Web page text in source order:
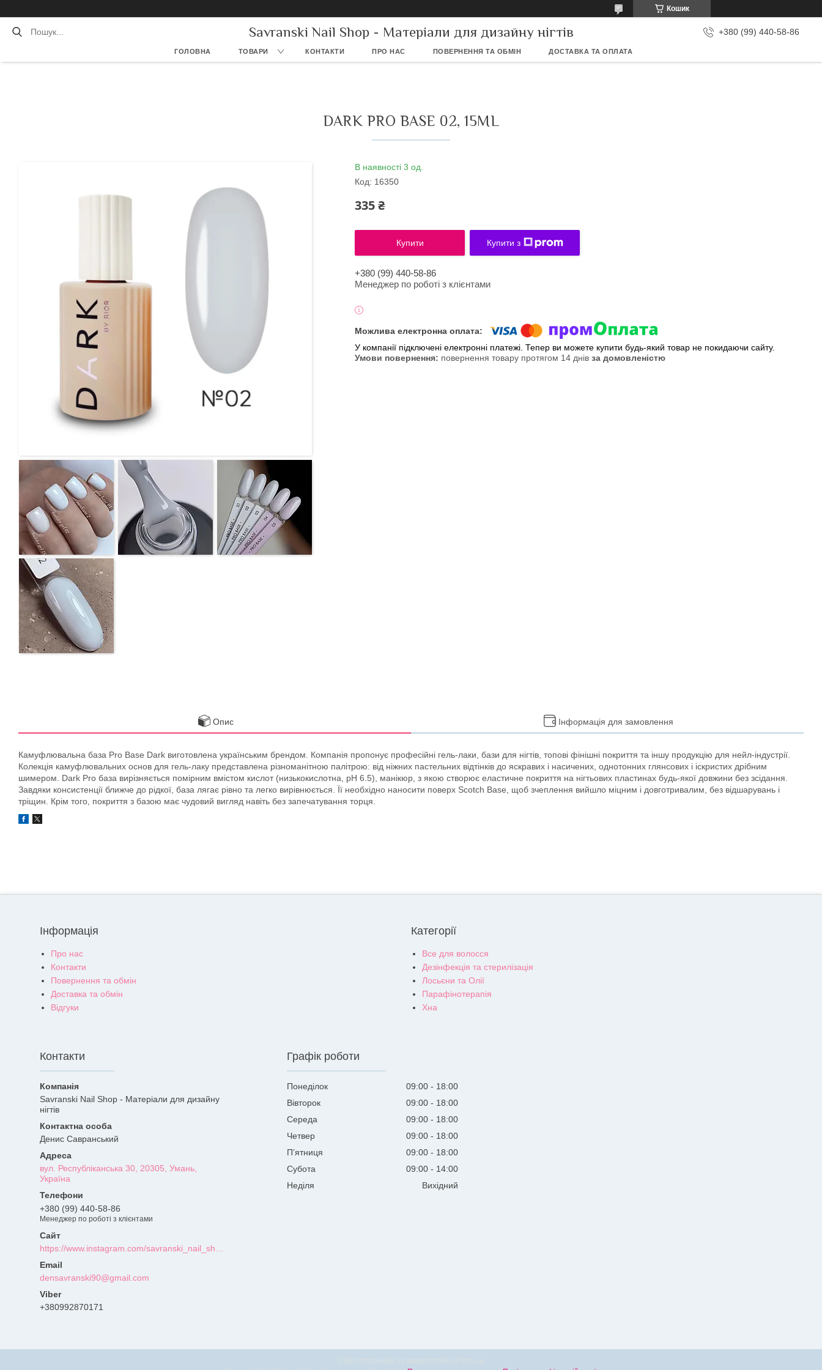
Кошик
Savranski Nail Shop - Матеріали для дизайну нігтів +380 (99) 440-58-86
ГОЛОВНА ТОВАРИ КОНТАКТИ ПРО НАС ПОВЕРНЕННЯ ТА ОБМІН ДОСТАВКА ТА ОПЛАТА
DARK PRO BASE 02, 15ML
В наявності 3 од.
Код: 16350
335 ₴
Купити Купити з
+380 (99) 440-58-86
Менеджер по роботі з клієнтами
У компанії підключені електронні платежі. Тепер ви можете купити будь-який товар не покидаючи сайту.
повернення товару протягом 14 днів за домовленістю
Опис Інформація для замовлення
Камуфлювальна база Pro Base Dark виготовлена українським брендом. Компанія пропонує професійні гель-лаки, бази для нігтів, топові фінішні покриття та іншу продукцію для нейл-індустрії.
Колекція камуфлювальних основ для гель-лаку представлена різноманітною палітрою: від ніжних пастельних відтінків до яскравих і насичених, однотонних глянсових і іскристих дрібним
шимером. Dark Pro база вирізняється помірним вмістом кислот (низькокислотна, pH 6.5), манікюр, з якою створює еластичне покриття на нігтьових пластинах будь-якої довжини без зсідання.
Завдяки консистенції ближче до рідкої, база лягає рівно та легко вирівнюється. Її необхідно наносити поверх Scotch Base, щоб зчеплення вийшло міцним і довготривалим, без відшарувань і
тріщин. Крім того, покриття з базою має чудовий вигляд навіть без запечатування торця.
Інформація
Про нас
Контакти
Повернення та обмін
Доставка та обмін
Відгуки
Категорії
Все для волосся
Дезінфекція та стерилізація
Лосьєни та Олії
Парафінотерапія
Хна
Контакти
Savranski Nail Shop - Матеріали для дизайну
нігтів
Денис Савранський
вул. Республіканська 30, 20305, Умань,
Україна
+380 (99) 440-58-86
Менеджер по роботі з клієнтами
densavranski90@gmail.com
+380992870171
Графік роботи
Понеділок 09:00
18:00
Вівторок
09:00
18:00
Середа
09:00
18:00
Четвер
09:00
18:00
Пʼятниця
09:00
18:00
Субота
09:00
14:00
Неділя
Вихідний